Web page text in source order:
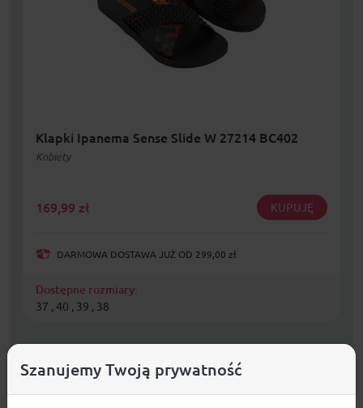
Klapki Ipanema Sense Slide W 27214 BC402
Kobiety
169,99 zł KUPUJĘ
DARMOWA DOSTAWA JUŻ OD 299,00 zł
Dostępne rozmiary:
37 , 40 , 39 , 38
Szanujemy Twoją prywatność